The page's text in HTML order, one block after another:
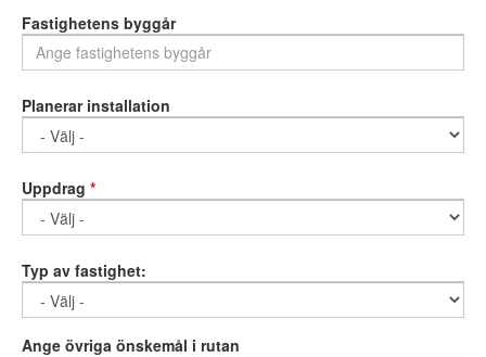
Fastighetens byggår
Planerar installation
Uppdrag *
Typ av fastighet:
Ange övriga önskemål i rutan